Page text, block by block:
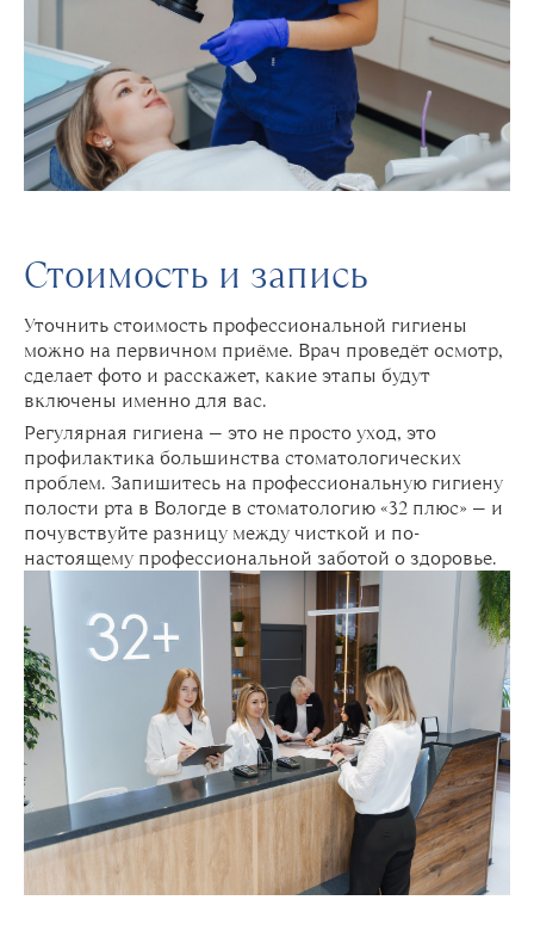
Стоимость и запись
Уточнить стоимость профессиональной гигиены
можно на первичном приёме. Врач проведёт осмотр,
сделает фото и расскажет, какие этапы будут
включены именно для вас.
Регулярная гигиена — это не просто уход, это
профилактика большинства стоматологических
проблем. Запишитесь на профессиональную гигиену
полости рта в Вологде в стоматологию «32 плюс» — и
почувствуйте разницу между чисткой и по-
настоящему профессиональной заботой о здоровье.